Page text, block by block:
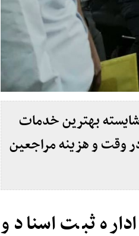
بهترین خدمات
وقت و هزینه مراجعین
ثبت اسناد و